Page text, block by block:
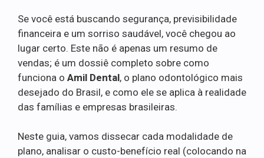
Se você está buscando segurança, previsibilidade
financeira e um sorriso saudável, você chegou ao
lugar certo. Este não é apenas um resumo de
vendas; é um dossiê completo sobre como
funciona o Amil Dental, o plano odontológico mais
desejado do Brasil, e como ele se aplica à realidade
das famílias e empresas brasileiras.
Neste guia, vamos dissecar cada modalidade de
plano, analisar o custo-benefício real (colocando na